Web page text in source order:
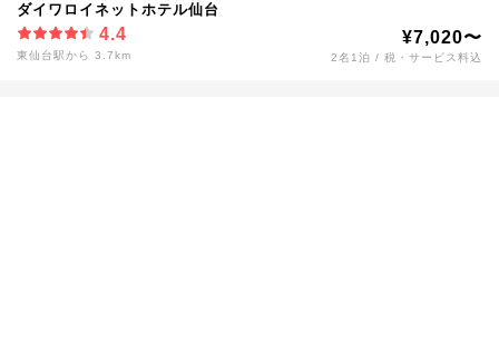
ダイワロイネットホテル仙台
4.4
東仙台駅から 3.7km
¥7,020〜
2名1泊 / 税・サービス料込